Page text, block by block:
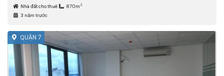
Nhà đất cho thuê 870m 2
3 năm trước
QUẬN 7